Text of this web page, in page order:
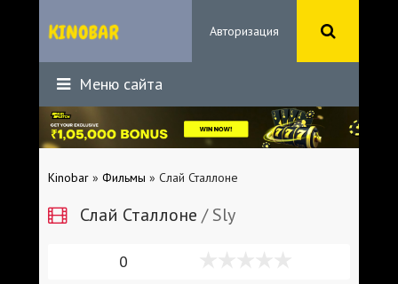
Авторизация
Меню сайта
Kinobar » Фильмы » Слай Сталлоне
Слай Сталлоне / Sly
0